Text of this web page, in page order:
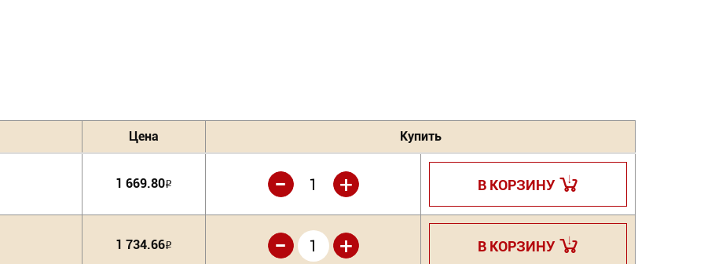
Цена Купить
1 669.80Р +
- В КОРЗИНУ
1 734.66Р +
- В КОРЗИНУ